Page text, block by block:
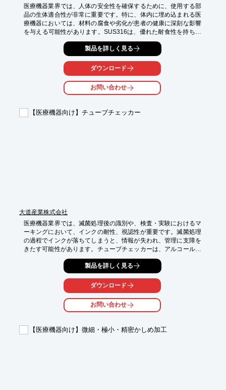
・品質の一貫性確保
医療機器業界では、人体の安全性を確保するために、使用する部
品の生体適合性が非常に重要です。特に、体内に埋め込まれる医
療機器においては、材料の腐食や劣化が患者の健康に深刻な影響
を与える可能性があります。SUS316は、優れた耐食性を持ち、
生体適合性も高いため、医療機器の安全性と耐久性を向上させる
ために必要とされています。
【活用シーン】
・インプラント
・医療用電子機器
・高い耐食性による製品寿命の延長
製品を詳しく見る
ダウンロード
お問い合わせ
【医療機器向け】チューブチェッカー
大道産業株式会社
医療機器業界では、滅菌処理後の識別や、検査・実験におけるマ
ーキングにおいて、インクの耐性、視認性が重要です。滅菌処理
の過程でインクが落ちてしまうと、情報が失われ、管理に支障を
きたす可能性があります。チューブチェッカーは、アルコールや
溶剤に強く、滅菌処理にも耐えるインクを使用しているため、安
心してご使用いただけます。
【活用シーン】
・滅菌処理後の医療器具へのマーキング
・検査・実験における検体への情報記載
・製造工程での管理
・滅菌処理後もマーキングが残り、情報の追跡が可能
製品を詳しく見る
ダウンロード
お問い合わせ
【医療機器向け】微細・極小・精密かしめ加工